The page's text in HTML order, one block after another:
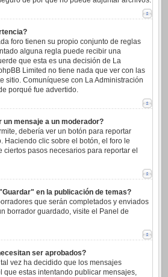
foro tienen su propio conjunto de reglas
alguna regla puede recibir una
que esta es una decisión de La
Limited no tiene nada que ver con las
sitio. Comuníquese con La Administración
porqué fue advertido.
un mensaje a un moderador?
debería ver un botón para reportar
Haciendo clic sobre el botón, el foro le
ciertos pasos necesarios para reportar el
en la publicación de temas?
que serán completados y enviados
borrador guardado, visite el Panel de
ser aprobados?
vez ha decidido que los mensajes
que estas intentando publicar mensajes,